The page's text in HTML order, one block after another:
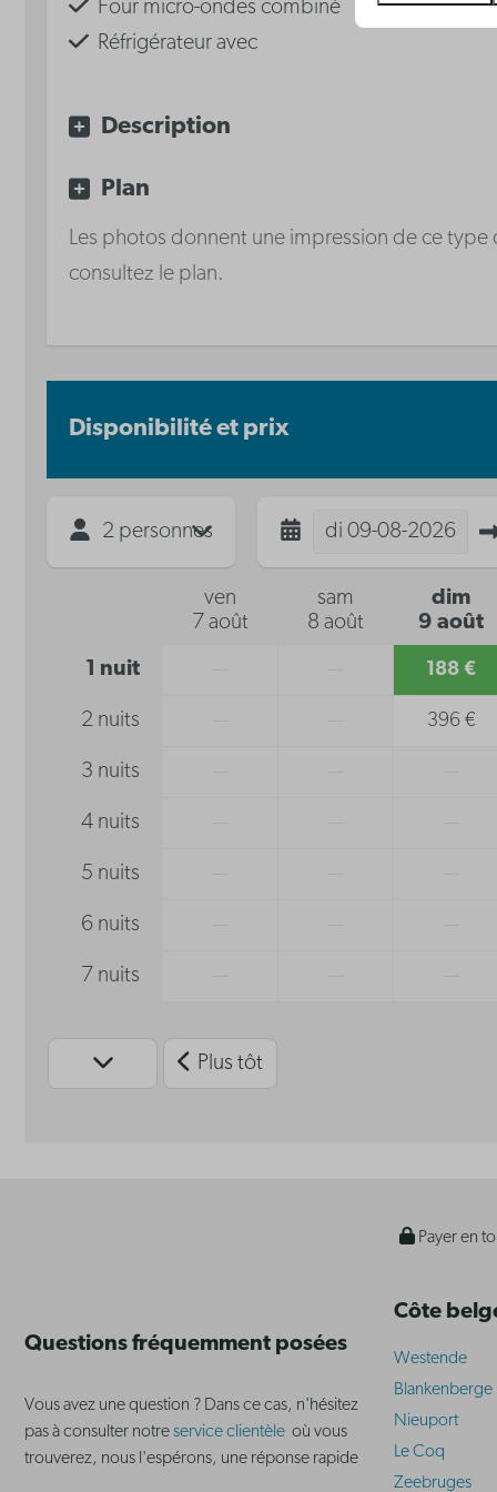
Four micro-ondes combiné
Réfrigérateur avec
Waterkoker
vitrocéramique
Description
Plan
Les photos donnent une impression de ce
consultez le plan.
Disponibilité et prix
2 personnes di 09-08-2026
ven
7 août
sam
8 août
dim
9 août
1 nuit 188 €
2 nuits 396 €
3 nuits
4 nuits
5 nuits
6 nuits
7 nuits
Plus tôt
Payer en
Questions fréquemment posées
Vous avez une question ? Dans ce cas, n'hésitez
pas à consulter notreservice clientèle où vous
trouverez, nous l'espérons, une réponse rapide
Côte
Westende
Blankenberge
Nieuport
Le Coq
Zeebruges